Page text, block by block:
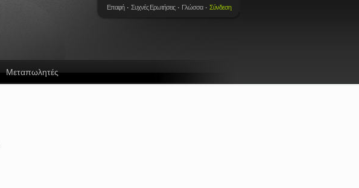
Επαφή Συχνές Ερωτήσεις Γλώσσα Σύνδεση
Μεταπωλητές